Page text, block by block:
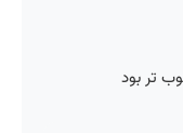
تر بود